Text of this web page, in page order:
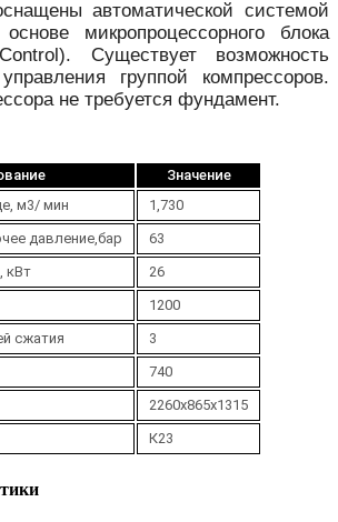
автоматической системой
микропроцессорного блока
Существует возможность
группой компрессоров.
не требуется фундамент.
Значение
м3/ мин
1,730
давление,бар
63
кВт
26
1200
сжатия
3
740
2260х865х1315
К23